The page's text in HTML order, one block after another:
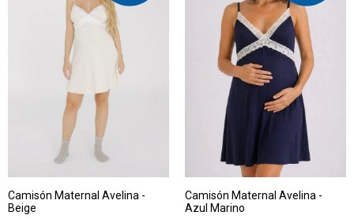
Camisón Maternal Avelina -
Beige
Camisón Maternal Avelina -
Azul Marino